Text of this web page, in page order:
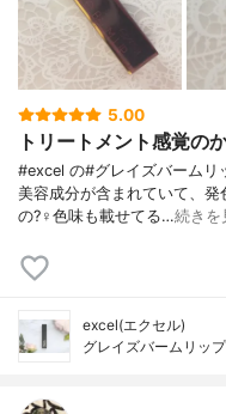
5.00
トリートメント感覚の
#excel の#グレイズバームリ
美容成分が含まれていて、
の?‍♀️色味も載せてる…続きを
excel(エクセル)
グレイズバームリップ